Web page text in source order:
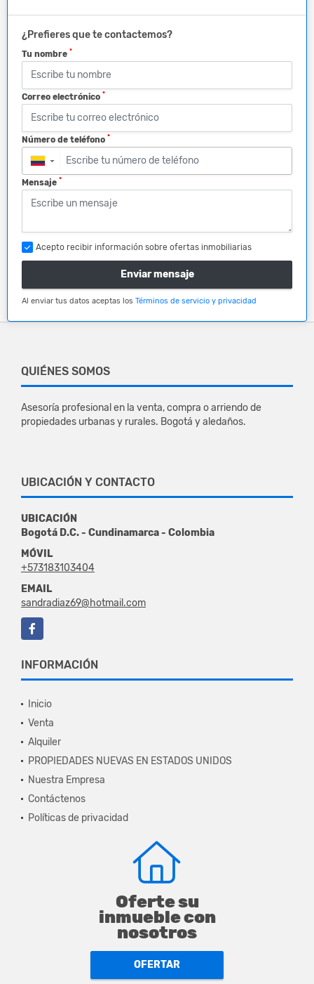
¿Prefieres que te contactemos?
Tu nombre *
Correo electrónico *
Número de teléfono *
▼
Mensaje *
Acepto recibir información sobre ofertas inmobiliarias
Enviar mensaje
Al enviar tus datos aceptas los Términos de servicio y privacidad
QUIÉNES SOMOS
Asesoría profesional en la venta, compra o arriendo de
propiedades urbanas y rurales. Bogotá y aledaños.
UBICACIÓN Y CONTACTO
UBICACIÓN
Bogotá D.C. - Cundinamarca - Colombia
MÓVIL
+573183103404
EMAIL
sandradiaz69@hotmail.com
Facebook
INFORMACIÓN
Inicio
Venta
Alquiler
PROPIEDADES NUEVAS EN ESTADOS UNIDOS
Nuestra Empresa
Contáctenos
Políticas de privacidad
Oferte su
inmueble con
nosotros
OFERTAR